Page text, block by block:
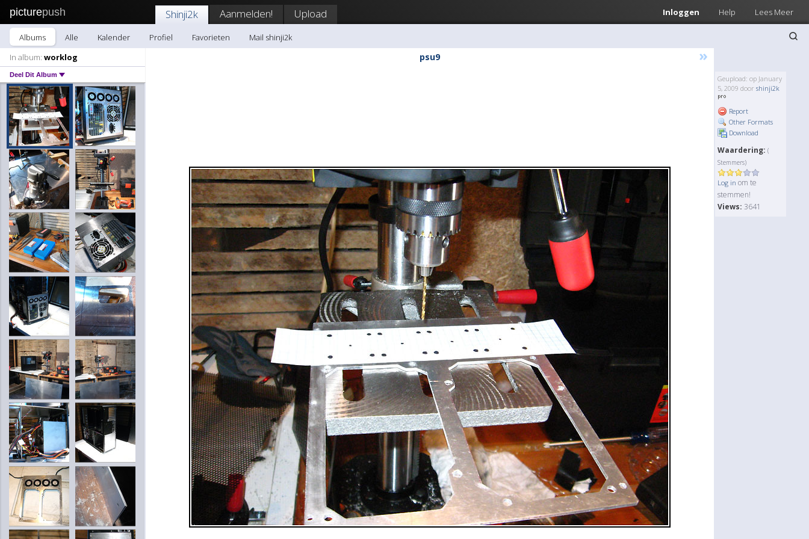
picturepush Inloggen Help Lees Meer
Shinji2k Aanmelden! Upload
Albums Alle Kalender Profiel Favorieten
Mail shinji2k
In album: worklog
Deel Dit Album
psu9 »
Geupload: op January
5, 2009 door shinji2k
Report
Other Formats
Download
Waardering: (
Stemmers)
Log in om te
stemmen!
Views: 3641